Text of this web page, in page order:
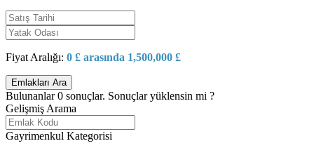
Fiyat Aralığı: 0 £ arasında 1,500,000 £
Bulunanlar0 sonuçlar. Sonuçlar yüklensin mi ?
Gelişmiş Arama
Gayrimenkul Kategorisi